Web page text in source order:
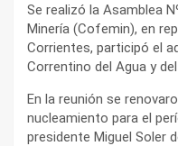
Se realizó la Asamblea
Minería (Cofemin), en
Corrientes, participó el
Correntino del Agua y
En la reunión se
nucleamiento para el
presidente Miguel Soler